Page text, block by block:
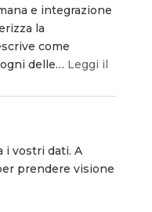
e integrazione
la
come
delle… Leggi il
i vostri dati. A
prendere visione